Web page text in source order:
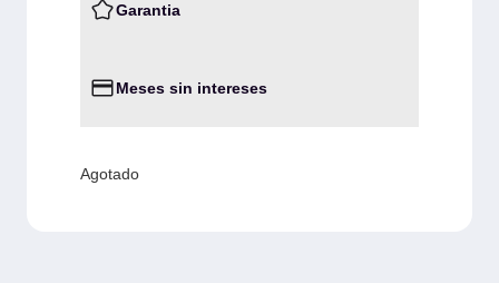
Garantia
Meses sin intereses
Agotado